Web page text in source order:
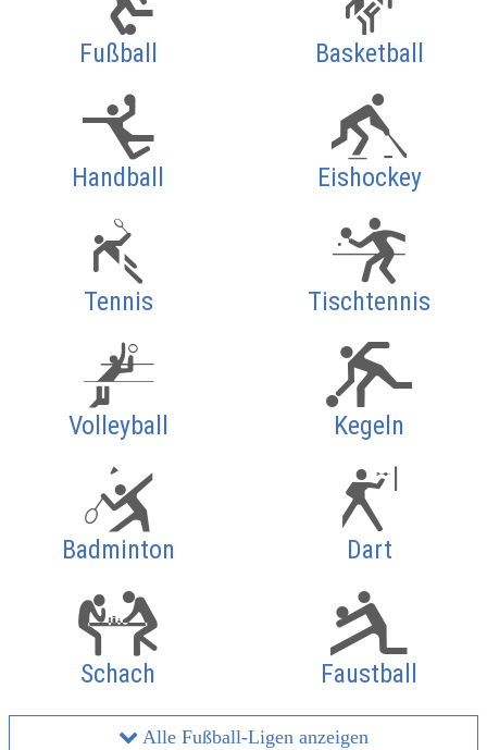
Fußball Basketball
Handball Eishockey
Tennis Tischtennis
Volleyball Kegeln
Badminton Dart
Schach Faustball
Alle Fußball-Ligen anzeigen